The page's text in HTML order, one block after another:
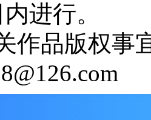
进行。
作品版权事